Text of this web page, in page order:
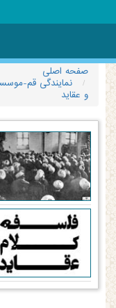
صفحه اصلی
نمایندگی قم-
و عقاید